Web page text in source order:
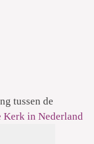
tussen de
Kerk in Nederland